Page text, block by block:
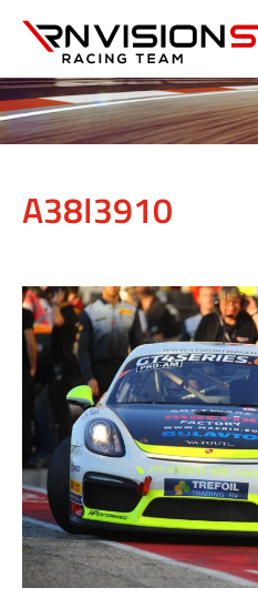
RN Vision STS
A38I3910